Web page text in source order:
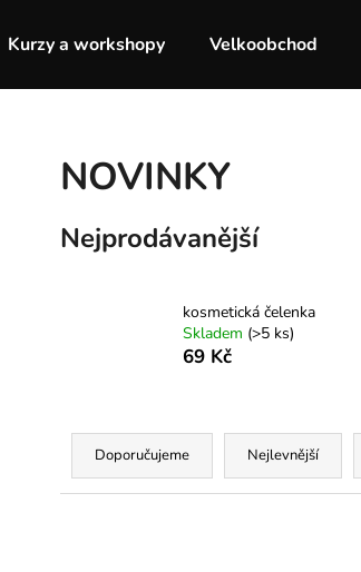
Kurzy a workshopy Velkoobchod
NOVINKY
Nejprodávanější
kosmetická čelenka
Skladem (>5 ks)
69 Kč
Ř
z
Doporučujeme Nejlevnější
Doporučujeme